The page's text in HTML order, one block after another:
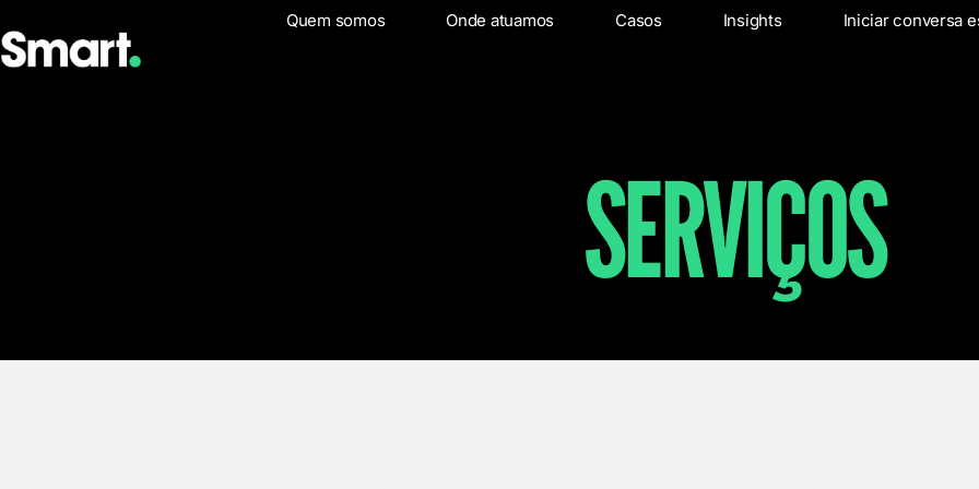
Quem somos Onde atuamos Casos Insights Iniciar conversa
Quem somos Onde atuamos Casos Insights
SERVIÇOS